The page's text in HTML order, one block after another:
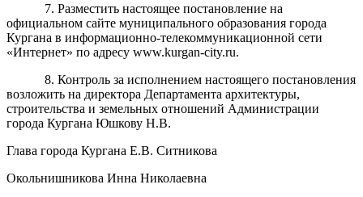
7. Разместить настоящее постановление на
официальном сайте муниципального образования города
Кургана в информационно-телекоммуникационной сети
«Интернет» по адресу www.kurgan-city.ru.
8. Контроль за исполнением настоящего постановления
возложить на директора Департамента архитектуры,
строительства и земельных отношений Администрации
города Кургана Юшкову Н.В.
Глава города Кургана Е.В. Ситникова
Окольнишникова Инна Николаевна